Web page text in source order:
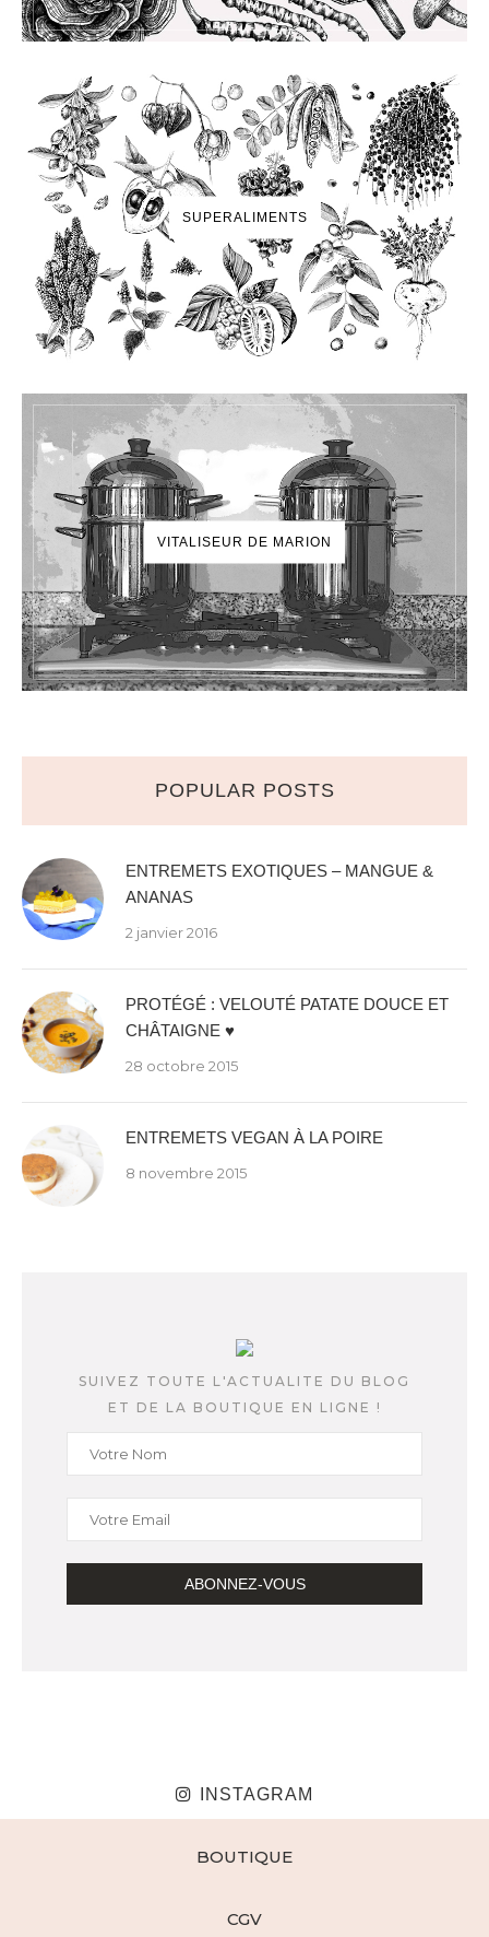
SUPERALIMENTS
VITALISEUR DE MARION
POPULAR POSTS
ENTREMETS EXOTIQUES – MANGUE &
ANANAS
2 janvier 2016
PROTÉGÉ : VELOUTÉ PATATE DOUCE ET
CHÂTAIGNE ♥
28 octobre 2015
ENTREMETS VEGAN À LA POIRE
8 novembre 2015
SUIVEZ TOUTE L'ACTUALITE DU BLOG
ET DE LA BOUTIQUE EN LIGNE !
INSTAGRAM
BOUTIQUE
CGV